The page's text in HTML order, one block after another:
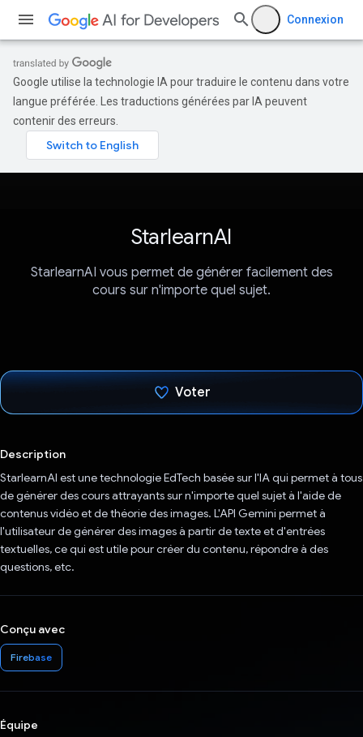
Connexion
Google utilise la technologie IA pour traduire le contenu dans votre
langue préférée. Les traductions générées par IA peuvent
contenir des erreurs.
StarlearnAI
StarlearnAI vous permet de générer facilement des
cours sur n'importe quel sujet.
Voter
Description
StarlearnAI est une technologie EdTech basée sur l'IA qui permet à tous
de générer des cours attrayants sur n'importe quel sujet à l'aide de
contenus vidéo et de théorie des images. L'API Gemini permet à
l'utilisateur de générer des images à partir de texte et d'entrées
textuelles, ce qui est utile pour créer du contenu, répondre à des
questions, etc.
Conçu avec
Firebase
Équipe